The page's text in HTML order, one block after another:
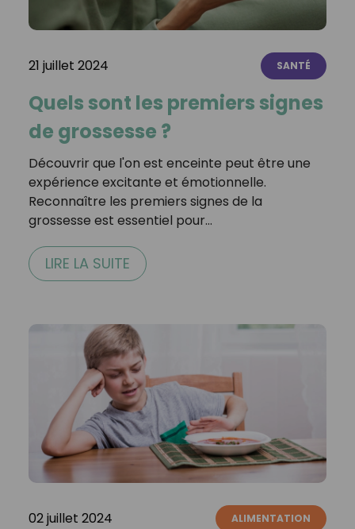
21 juillet 2024 SANTÉ
Quels sont les premiers signes
de grossesse ?
Découvrir que l'on est enceinte peut être une
expérience excitante et émotionnelle.
Reconnaître les premiers signes de la
grossesse est essentiel pour…
LIRE LA SUITE
02 juillet 2024 ALIMENTATION